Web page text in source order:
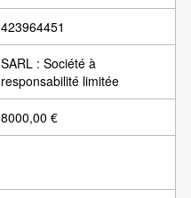
423964451
SARL : Société à
responsabilité limitée
8000,00 €